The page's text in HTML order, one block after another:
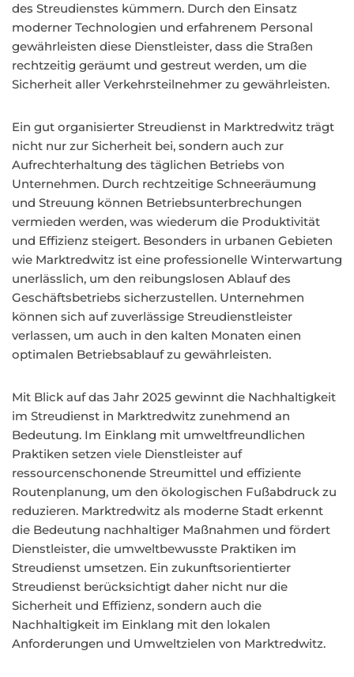
des Streudienstes kümmern. Durch den Einsatz
moderner Technologien und erfahrenem Personal
gewährleisten diese Dienstleister, dass die Straßen
rechtzeitig geräumt und gestreut werden, um die
Sicherheit aller Verkehrsteilnehmer zu gewährleisten.
Ein gut organisierter Streudienst in Marktredwitz trägt
nicht nur zur Sicherheit bei, sondern auch zur
Aufrechterhaltung des täglichen Betriebs von
Unternehmen. Durch rechtzeitige Schneeräumung
und Streuung können Betriebsunterbrechungen
vermieden werden, was wiederum die Produktivität
und Effizienz steigert. Besonders in urbanen Gebieten
wie Marktredwitz ist eine professionelle Winterwartung
unerlässlich, um den reibungslosen Ablauf des
Geschäftsbetriebs sicherzustellen. Unternehmen
können sich auf zuverlässige Streudienstleister
verlassen, um auch in den kalten Monaten einen
optimalen Betriebsablauf zu gewährleisten.
Mit Blick auf das Jahr 2025 gewinnt die Nachhaltigkeit
im Streudienst in Marktredwitz zunehmend an
Bedeutung. Im Einklang mit umweltfreundlichen
Praktiken setzen viele Dienstleister auf
ressourcenschonende Streumittel und effiziente
Routenplanung, um den ökologischen Fußabdruck zu
reduzieren. Marktredwitz als moderne Stadt erkennt
die Bedeutung nachhaltiger Maßnahmen und fördert
Dienstleister, die umweltbewusste Praktiken im
Streudienst umsetzen. Ein zukunftsorientierter
Streudienst berücksichtigt daher nicht nur die
Sicherheit und Effizienz, sondern auch die
Nachhaltigkeit im Einklang mit den lokalen
Anforderungen und Umweltzielen von Marktredwitz.